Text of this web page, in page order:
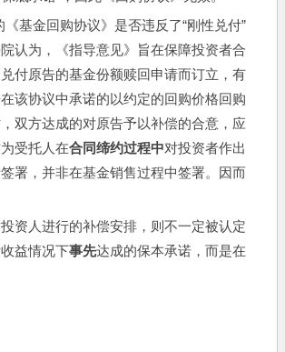
基金回购协议》是否违反了“刚性兑付”
认为，《指导意见》旨在保障投资者合
付原告的基金份额赎回申请而订立，有
该协议中承诺的以约定的回购价格回购
双方达成的对原告予以补偿的合意，应
受托人在合同缔约过程中对投资者作出
署，并非在基金销售过程中签署。因而
资人进行的补偿安排，则不一定被认定
益情况下事先达成的保本承诺，而是在